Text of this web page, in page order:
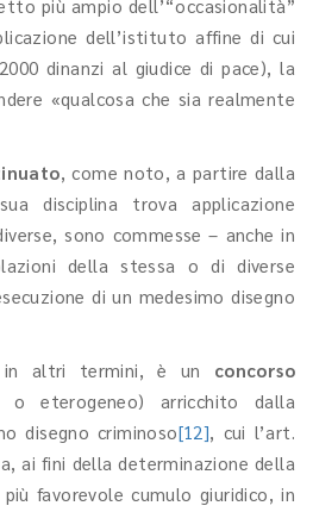
più ampio dell’“occasionalità”
dell’istituto affine di cui
dinanzi al giudice di pace), la
«qualcosa che sia realmente
, come noto, a partire dalla
disciplina trova applicazione
sono commesse – anche in
della stessa o di diverse
di un medesimo disegno
altri termini, è un concorso
o eterogeneo) arricchito dalla
disegno criminoso[12], cui l’art.
ai fini della determinazione della
favorevole cumulo giuridico, in